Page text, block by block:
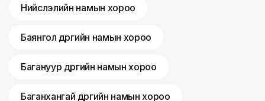
Нийслэлийн намын хороо
Баянгол дүүргийн намын хороо
Багануур дүүргийн намын хороо
Баганхангай дүүргийн намын хороо